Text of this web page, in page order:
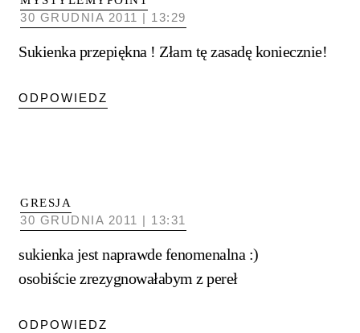
30 GRUDNIA 2011 | 13:29
Sukienka przepiękna ! Złam tę zasadę koniecznie!
ODPOWIEDZ
GRESJA
30 GRUDNIA 2011 | 13:31
sukienka jest naprawde fenomenalna :)
osobiście zrezygnowałabym z pereł
ODPOWIEDZ